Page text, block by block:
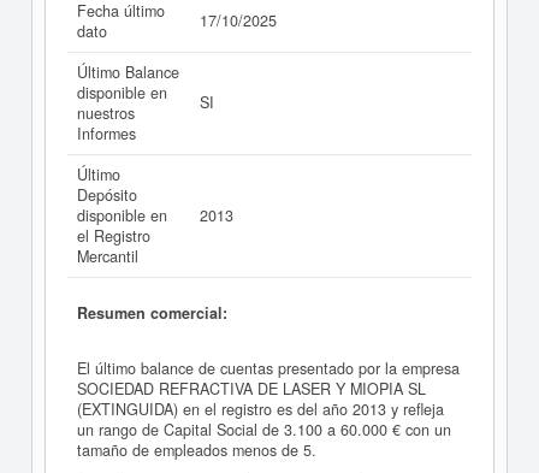
Fecha último
dato
17/10/2025
Último Balance
disponible en
nuestros
Informes
SI
Último
Depósito
disponible en
el Registro
Mercantil
2013
Resumen comercial:
El último balance de cuentas presentado por la empresa
SOCIEDAD REFRACTIVA DE LASER Y MIOPIA SL
(EXTINGUIDA) en el registro es del año 2013 y refleja
un rango de Capital Social de 3.100 a 60.000 € con un
tamaño de empleados menos de 5.